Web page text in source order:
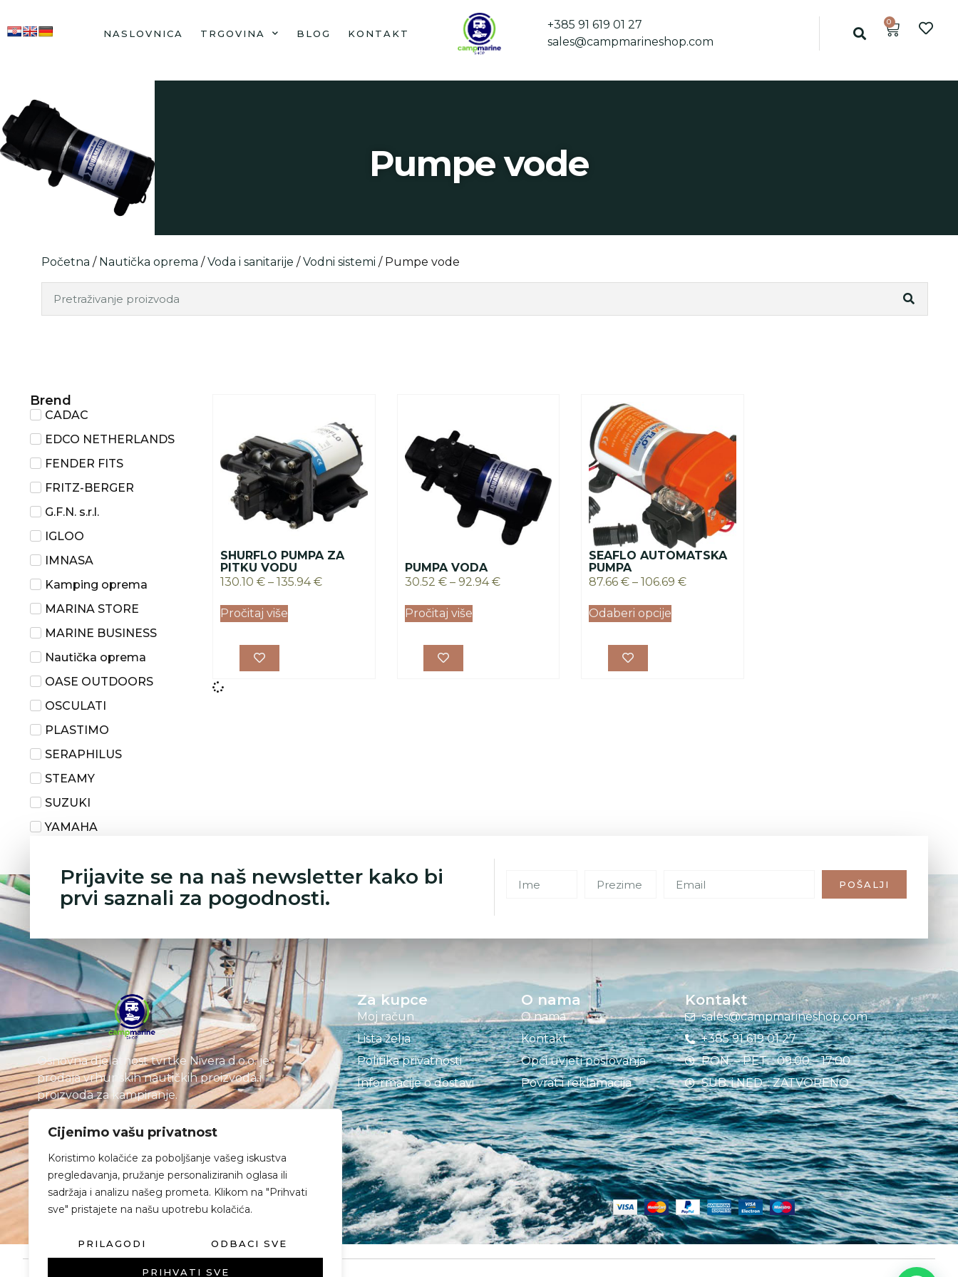
Cijenimo vašu privatnost
Koristimo kolačiće za poboljšanje vašeg iskustva
pregledavanja, pružanje personaliziranih oglasa ili
sadržaja i analizu našeg prometa. Klikom na "Prihvati
sve" pristajete na našu upotrebu kolačića.
PRILAGODI ODBACI SVE
PRIHVATI SVE
NASLOVNICA TRGOVINA BLOG KONTAKT
+385 91 619 01 27
sales@campmarineshop.com
0
Pumpe vode
Početna / Nautička oprema /Voda i sanitarije /Vodni sistemi / Pumpe vode
Brend
CADAC
EDCO NETHERLANDS
FENDER FITS
FRITZ-BERGER
G.F.N. s.r.l.
IGLOO
IMNASA
Kamping oprema
MARINA STORE
MARINE BUSINESS
Nautička oprema
OASE OUTDOORS
OSCULATI
PLASTIMO
SERAPHILUS
STEAMY
SUZUKI
YAMAHA
SHURFLO PUMPA ZA
PITKU VODU
130.10 € – 135.94€
Pročitaj više
PUMPA VODA
30.52 € – 92.94€
Pročitaj više
SEAFLO AUTOMATSKA
PUMPA
87.66 € – 106.69 €
Odaberi opcije
Prijavite se na naš newsletter kako bi
prvi saznali za pogodnosti.
POŠALJI
Osnovna djelatnost tvrtke Nivera d.o.o. je
prodaja vrhunskih nautičkih proizvoda i
proizvoda za kampiranje.
Za kupce
Moj račun
Lista želja
Politika privatnosti
Informacije o dostavi
O nama
O nama
Kontakt
Opći uvjeti poslovanja
Povrat i reklamacija
Kontakt
sales@campmarineshop.com
+385 91 619 01 27
PON. – PET. : 09:00 – 17:00
SUB. i NED. : ZATVORENO